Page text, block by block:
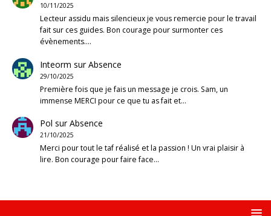
10/11/2025
Lecteur assidu mais silencieux je vous remercie pour le travail
fait sur ces guides. Bon courage pour surmonter ces
évènements.…
Inteorm surAbsence
29/10/2025
Première fois que je fais un message je crois. Sam, un
immense MERCI pour ce que tu as fait et…
Pol surAbsence
21/10/2025
Merci pour tout le taf réalisé et la passion ! Un vrai plaisir à
lire. Bon courage pour faire face…